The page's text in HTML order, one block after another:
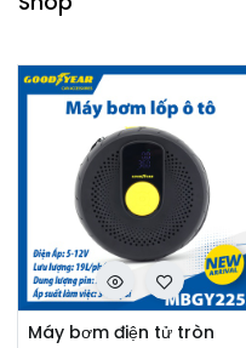
Máy bơm điện tử tròn